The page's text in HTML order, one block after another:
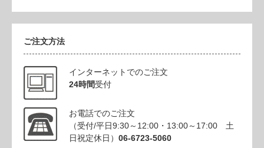
ご注文方法
インターネットでのご注文
24時間受付
お電話でのご注文
（受付/平日9:30～12:00・13:00～17:00 土
日祝定休日） 06-6723-5060